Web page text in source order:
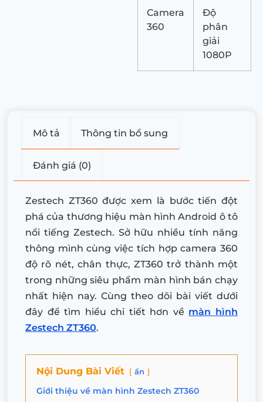
Camera
360
Độ
phân
giải
1080P
Mô tả Thông tin bổ sung
Đánh giá (0)
Zestech ZT360 được xem là bước tiến đột
phá của thương hiệu màn hình Android ô tô
nổi tiếng Zestech. Sở hữu nhiều tính năng
thông mình cùng việc tích hợp camera 360
độ rõ nét, chân thực, ZT360 trở thành một
trong những siêu phẩm màn hình bán chạy
nhất hiện nay. Cùng theo dõi bài viết dưới
đây để tìm hiểu chi tiết hơn về màn hình
Zestech ZT360.
Nội Dung Bài Viết ẩn
Giới thiệu về màn hình Zestech ZT360